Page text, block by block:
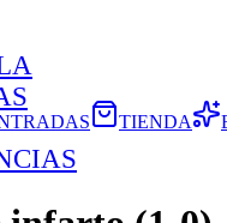
TIENDA